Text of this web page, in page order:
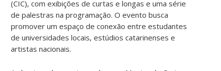
(CIC), com exibições de curtas e longas e uma série
de palestras na programação. O evento busca
promover um espaço de conexão entre estudantes
de universidades locais, estúdios catarinenses e
artistas nacionais.